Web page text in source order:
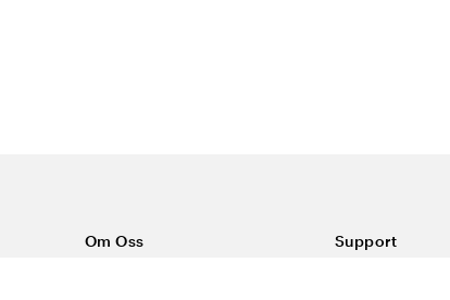
Om Oss Support